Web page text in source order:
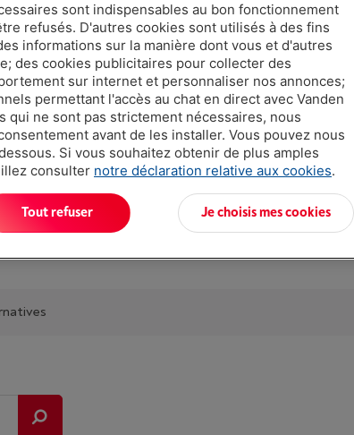
Atouts
Description: Film pour
Afficher toutes les
Existe également dans
sont indispensables au bon fonctionnement
refusés. D'autres cookies sont utilisés à des fins
informations sur la manière dont vous et d'autres
des cookies publicitaires pour collecter des
sur internet et personnaliser nos annonces;
permettant l'accès au chat en direct avec Vanden
qui ne sont pas strictement nécessaires, nous
avant de les installer. Vous pouvez nous
Si vous souhaitez obtenir de plus amples
consulter notre déclaration relative aux cookies.
Je choisis mes cookies
Tout refuser